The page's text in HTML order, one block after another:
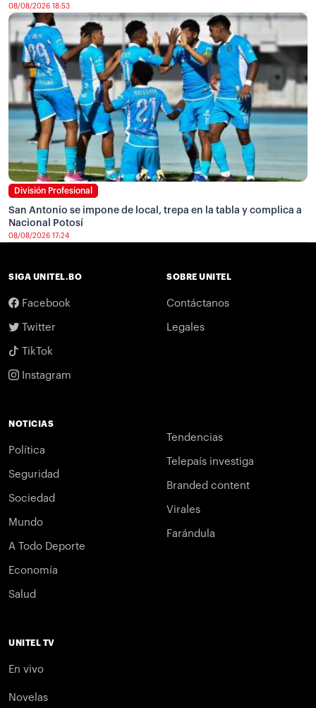
08/08/2026 18:53
División Profesional
San Antonio se impone de local, trepa en la tabla y complica a
Nacional Potosí
08/08/2026 17:24
SIGA UNITEL.BO
Facebook
Twitter
TikTok
Instagram
SOBRE UNITEL
Contáctanos
Legales
NOTICIAS
Política
Seguridad
Sociedad
Mundo
A Todo Deporte
Economía
Salud
Tendencias
Telepaís investiga
Branded content
Virales
Farándula
UNITEL TV
En vivo
Novelas